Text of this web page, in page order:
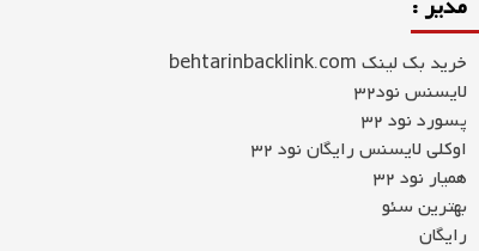
مدیر :
خرید بک لینک behtarinbacklink.com
لایسنس نود32
پسورد نود 32
اوکلی لایسنس رایگان نود 32
همیار نود 32
بهترین سئو
رایگان